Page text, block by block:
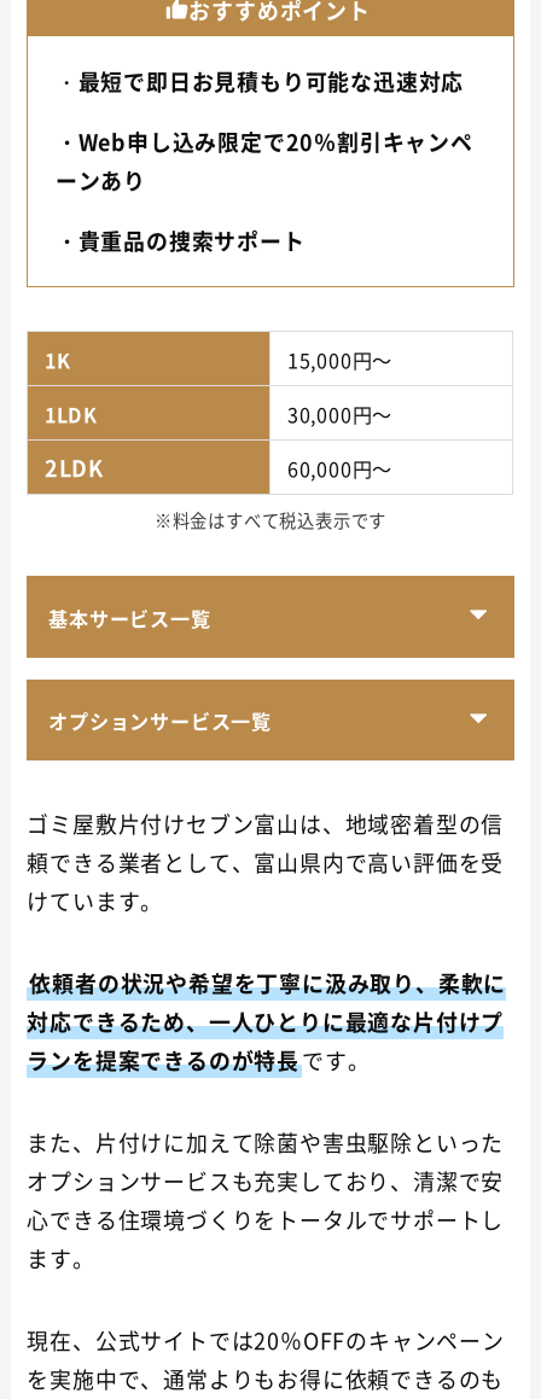
おすすめポイント
・ 最短で即日お見積もり可能な迅速対応
・ Web申し込み限定で20％割引キャンペ
ーンあり
・貴重品の捜索サポート
1K
15,000円～
1LDK
30,000円～
2LDK 60,000円～
※料金はすべて税込表示です
基本サービス一覧
オプションサービス一覧
​ゴミ屋敷片付けセブン富山は、地域密着型の信
頼できる業者として、富山県内で高い評価を受
けています。
依頼者の状況や希望を丁寧に汲み取り、柔軟に
対応できるため、一人ひとりに最適な片付けプ
ランを提案できるのが特長です。
また、片付けに加えて除菌や害虫駆除といった
オプションサービスも充実しており、清潔で安
心できる住環境づくりをトータルでサポートし
ます。
現在、公式サイトでは20％OFFのキャンペーン
を実施中で、通常よりもお得に依頼できるのも